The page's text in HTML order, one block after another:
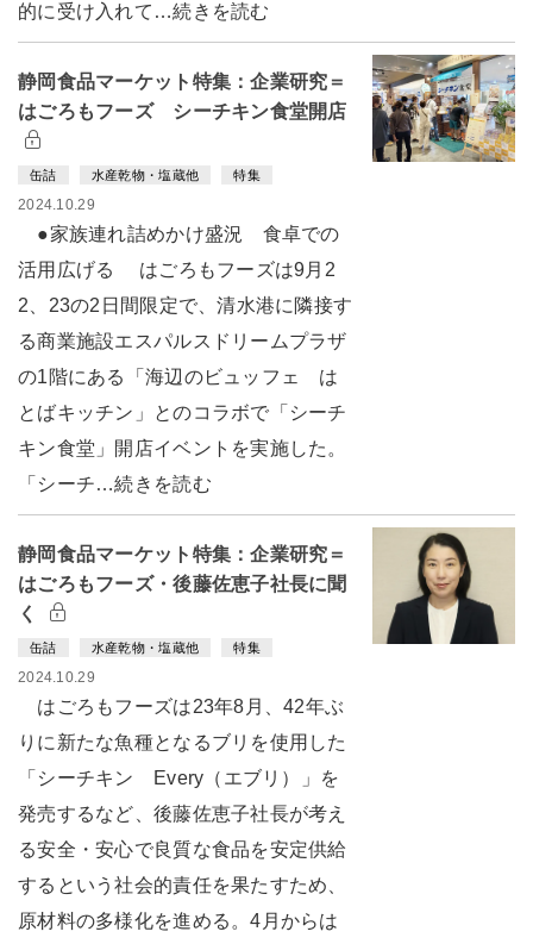
的に受け入れて…続きを読む
静岡食品マーケット特集：企業研究＝
はごろもフーズ シーチキン食堂開店
缶詰 水産乾物・塩蔵他 特集
2024.10.29
●家族連れ詰めかけ盛況 食卓での
活用広げる はごろもフーズは9月2
2、23の2日間限定で、清水港に隣接す
る商業施設エスパルスドリームプラザ
の1階にある「海辺のビュッフェ は
とばキッチン」とのコラボで「シーチ
キン食堂」開店イベントを実施した。
「シーチ…続きを読む
静岡食品マーケット特集：企業研究＝
はごろもフーズ・後藤佐恵子社長に聞
く
缶詰 水産乾物・塩蔵他 特集
2024.10.29
はごろもフーズは23年8月、42年ぶ
りに新たな魚種となるブリを使用した
「シーチキン Every（エブリ）」を
発売するなど、後藤佐恵子社長が考え
る安全・安心で良質な食品を安定供給
するという社会的責任を果たすため、
原材料の多様化を進める。4月からは